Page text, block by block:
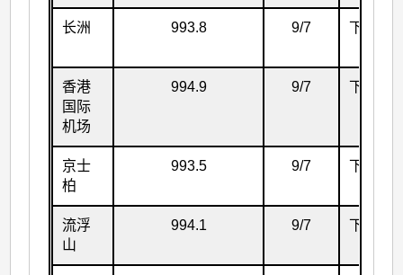
长洲 993.8 9/7
下午4时
香港
国际
机场
994.9 9/7
下午4时
京士
柏
993.5 9/7
下午4时
流浮
山
994.1 9/7
下午5时